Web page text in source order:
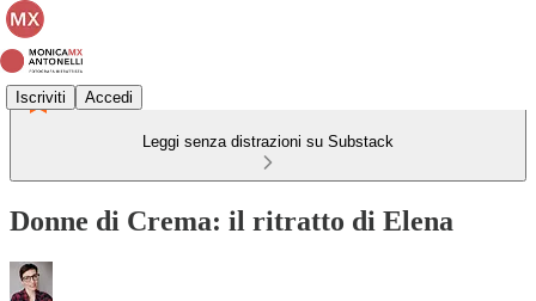
Iscriviti Accedi
Leggi senza distrazioni su Substack
Donne di Crema: il ritratto di Elena